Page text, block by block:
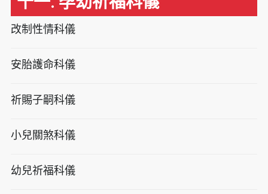
改制性情科儀
安胎護命科儀
祈賜子嗣科儀
小兒關煞科儀
幼兒祈福科儀